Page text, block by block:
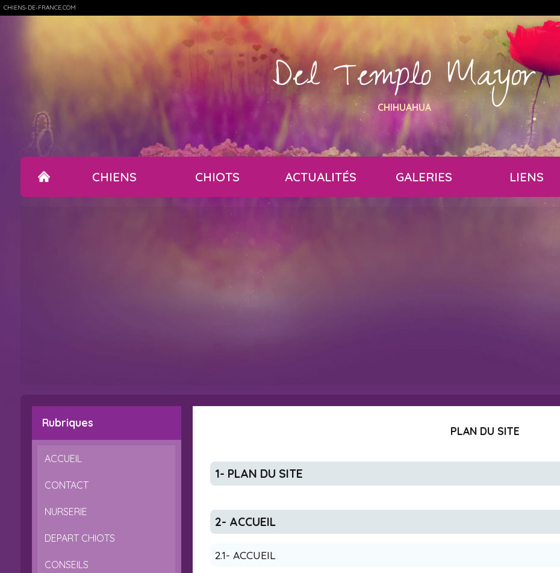
CHIENS-DE-FRANCE.COM
Del Templo Mayor
CHIHUAHUA
CHIENS CHIOTS ACTUALITÉS GALERIES LIENS
Rubriques
ACCUEIL
CONTACT
NURSERIE
DEPART CHIOTS
CONSEILS
PLAN DU SITE
1- PLAN DU SITE
2- ACCUEIL
2.1- ACCUEIL